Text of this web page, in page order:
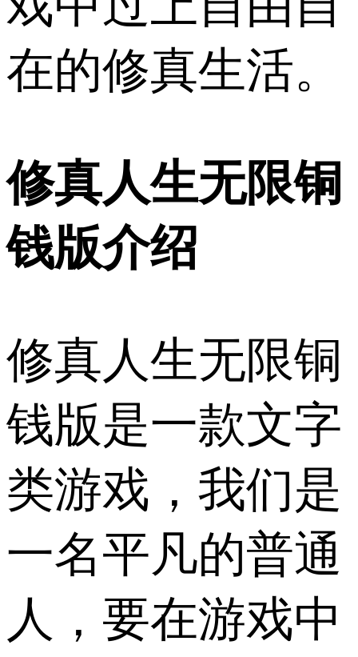
在的修真生活。
修真人生无限铜
钱版介绍
修真人生无限铜
钱版是一款文字
类游戏，我们是
一名平凡的普通
人，要在游戏中